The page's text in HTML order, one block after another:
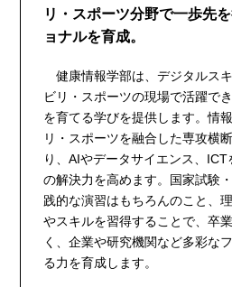
リ・スポーツ分野で一歩先
ョナルを育成。
健康情報学部は、デジタルス
ビリ・スポーツの現場で活躍で
を育てる学びを提供します。情
リ・スポーツを融合した専攻横
り、AIやデータサイエンス、
の解決力を高めます。国家試験
践的な演習はもちろんのこと、
やスキルを習得することで、卒
く、企業や研究機関など多彩な
る力を育成します。